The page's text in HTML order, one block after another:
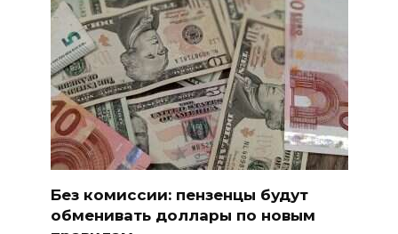
Без комиссии: пензенцы будут
обменивать доллары по новым